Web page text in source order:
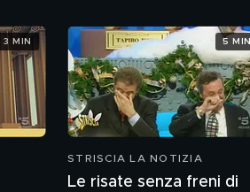
3 MIN
STRISCIA LA NOTIZIA
Le risate senza freni di
5 MIN